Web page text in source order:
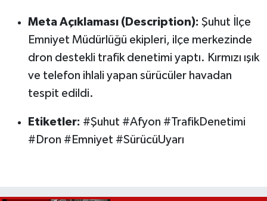
Meta Açıklaması (Description): Şuhut İlçe
Emniyet Müdürlüğü ekipleri, ilçe merkezinde
dron destekli trafik denetimi yaptı. Kırmızı ışık
ve telefon ihlali yapan sürücüler havadan
tespit edildi.
Etiketler: #Şuhut #Afyon #TrafikDenetimi
#Dron #Emniyet #SürücüUyarı